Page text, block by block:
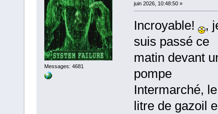
Messages: 4681
juin 2026, 10:48:50 »
Incroyable!
,
suis passé ce
matin devant
pompe
Intermarché, le
litre de gazoil